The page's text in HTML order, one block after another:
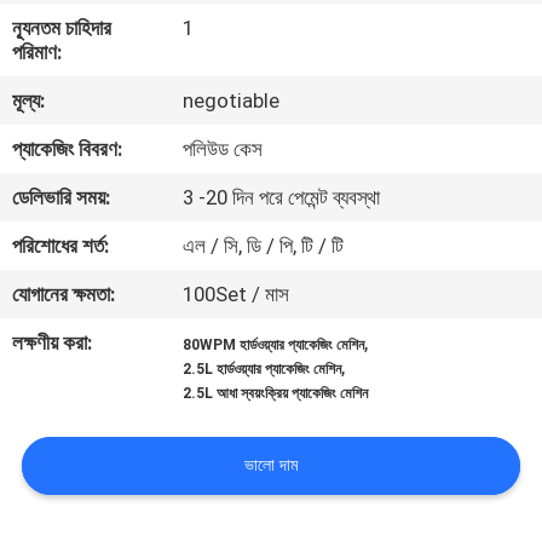
ফ্যাক্টরি
ট্যুর
মান
নিয়ন্ত্রণ
আমাদের
সাথে
খবর
ন্যূনতম চাহিদার
পরিমাণ:
1
মূল্য:
negotiable
প্যাকেজিং বিবরণ:
পলিউড কেস
ডেলিভারি সময়:
3 -20 দিন পরে পেমেন্ট ব্যবস্থা
পরিশোধের শর্ত:
এল / সি, ডি / পি, টি / টি
যোগানের ক্ষমতা:
100Set / মাস
লক্ষণীয় করা:
80WPM হার্ডওয়্যার প্যাকেজিং মেশিন,
2.5L হার্ডওয়্যার প্যাকেজিং মেশিন,
2.5L আধা স্বয়ংক্রিয় প্যাকেজিং মেশিন
ভালো দাম